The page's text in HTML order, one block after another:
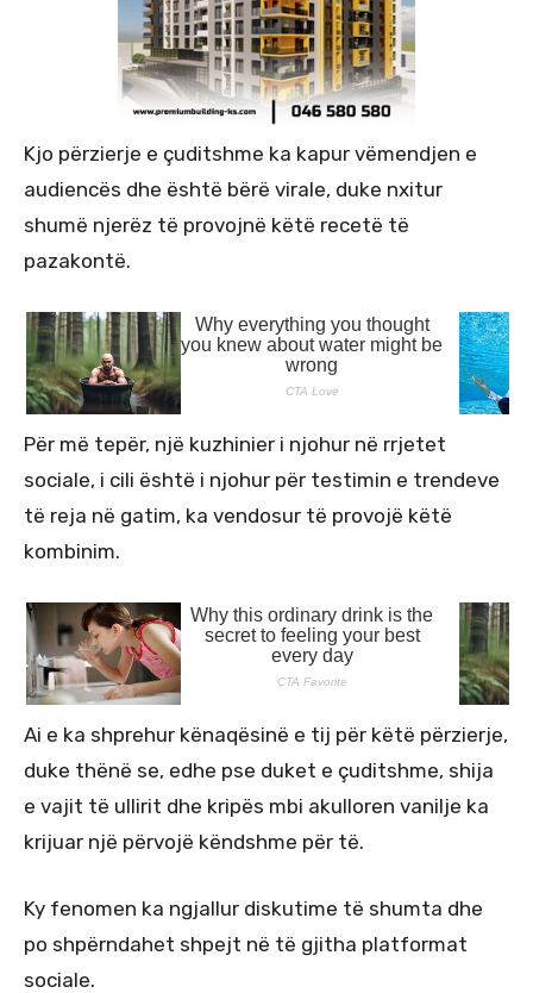
Kjo përzierje e çuditshme ka kapur vëmendjen e
audiencës dhe është bërë virale, duke nxitur
shumë njerëz të provojnë këtë recetë të
pazakontë.
Për më tepër, një kuzhinier i njohur në rrjetet
sociale, i cili është i njohur për testimin e trendeve
të reja në gatim, ka vendosur të provojë këtë
kombinim.
Ai e ka shprehur kënaqësinë e tij për këtë përzierje,
duke thënë se, edhe pse duket e çuditshme, shija
e vajit të ullirit dhe kripës mbi akulloren vanilje ka
krijuar një përvojë këndshme për të.
Ky fenomen ka ngjallur diskutime të shumta dhe
po shpërndahet shpejt në të gjitha platformat
sociale.